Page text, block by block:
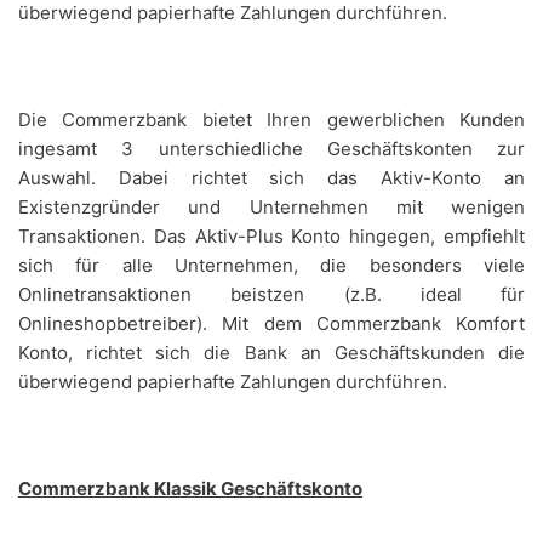
überwiegend papierhafte Zahlungen durchführen.
Die Commerzbank bietet Ihren gewerblichen Kunden
ingesamt 3 unterschiedliche Geschäftskonten zur
Auswahl. Dabei richtet sich das Aktiv-Konto an
Existenzgründer und Unternehmen mit wenigen
Transaktionen. Das Aktiv-Plus Konto hingegen, empfiehlt
sich für alle Unternehmen, die besonders viele
Onlinetransaktionen beistzen (z.B. ideal für
Onlineshopbetreiber). Mit dem Commerzbank Komfort
Konto, richtet sich die Bank an Geschäftskunden die
überwiegend papierhafte Zahlungen durchführen.
Commerzbank Klassik Geschäftskonto